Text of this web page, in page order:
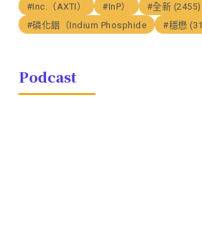
#Inc.（AXTI）
#InP）
#全新 (2455)
#磷化銦（Indium Phosphide
#穩懋
Podcast